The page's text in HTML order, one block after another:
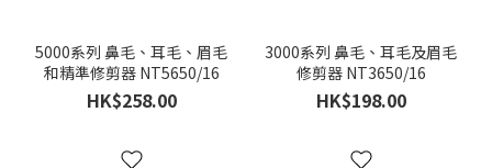
5000系列 鼻毛、耳毛、眉毛
和精準修剪器 NT5650/16
HK$258.00
3000系列 鼻毛、耳毛及眉毛
修剪器 NT3650/16
HK$198.00